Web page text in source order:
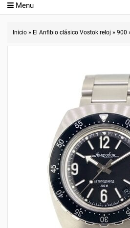
Menu
Inicio » El Anfibio clásico Vostok reloj » 900